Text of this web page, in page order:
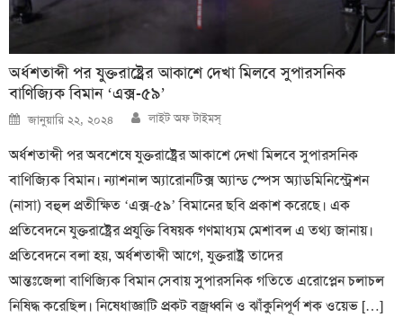
অর্ধশতাব্দী পর যুক্তরাষ্ট্রের আকাশে দেখা মিলবে সুপারসনিক
বাণিজ্যিক বিমান ‘এক্স-৫৯’
Posted
on
জানুয়ারি ২২, ২০২৪ Author
লাইট অফ টাইমস্
অর্ধশতাব্দী পর অবশেষে যুক্তরাষ্ট্রের আকাশে দেখা মিলবে সুপারসনিক
বাণিজ্যিক বিমান। ন্যাশনাল অ্যারোনটিক্স অ্যান্ড স্পেস অ্যাডমিনিস্ট্রেশন
(নাসা) বহুল প্রতীক্ষিত ‘এক্স-৫৯’ বিমানের ছবি প্রকাশ করেছে। এক
প্রতিবেদনে যুক্তরাষ্ট্রের প্রযুক্তি বিষয়ক গণমাধ্যম মেশাবল এ তথ্য জানায়।
প্রতিবেদনে বলা হয়, অর্ধশতাব্দী আগে, যুক্তরাষ্ট্র তাদের
আন্তঃজেলা বাণিজ্যিক বিমান সেবায় সুপারসনিক গতিতে এরোপ্লেন চলাচল
নিষিদ্ধ করেছিল। নিষেধাজ্ঞাটি প্রকট বজ্রধ্বনি ও ঝাঁকুনিপূর্ণ শক ওয়েভ […]